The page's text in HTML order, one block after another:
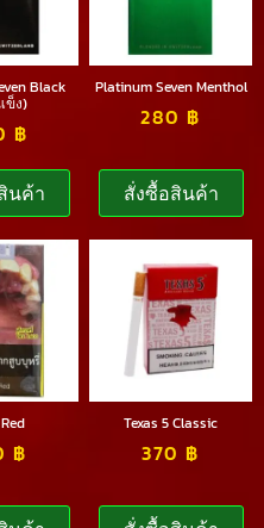
Black
ข็ง)
฿
นค้า
Platinum Seven Menthol
280 ฿
สั่งซื้อสินค้า
฿
Texas 5 Classic
370 ฿